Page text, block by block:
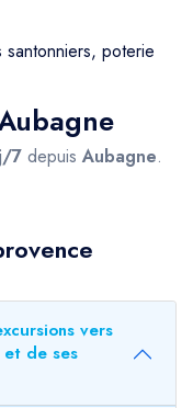
santonniers, poterie
7 depuis Aubagne.
vers
de ses